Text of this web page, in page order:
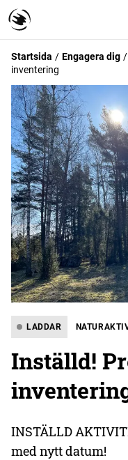
Startsida Engagera dig
inventering
LADDAR
Inställd!
INSTÄLLD
med nytt datum!